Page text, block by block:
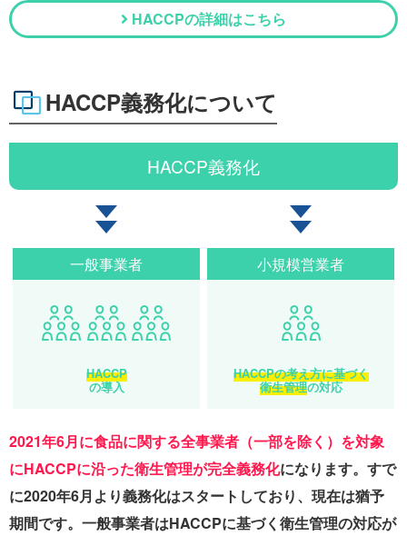
HACCPの詳細はこちら
HACCP義務化について
HACCP義務化
一般事業者
HACCP
の導入
小規模営業者
HACCPの考え方に基づく
衛生管理の対応
2021年6月に食品に関する全事業者（一部を除く）を対象
にHACCPに沿った衛生管理が完全義務化になります。すで
に2020年6月より義務化はスタートしており、現在は猶予
期間です。一般事業者はHACCPに基づく衛生管理の対応が